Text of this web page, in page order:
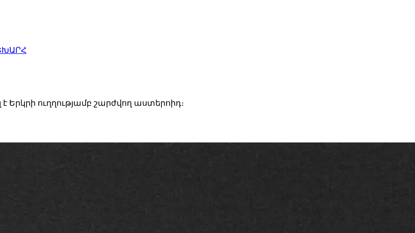
Երկրի ուղղությամբ շարժվող աստերոիդ։